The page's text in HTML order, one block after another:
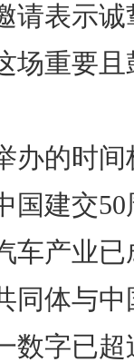
请表示
场重要
办的时
国建交
车产业
同体与
数字已